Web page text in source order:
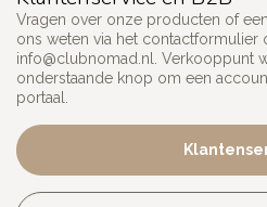
Vragen over onze producten of
ons weten via het contactformulier
info@clubnomad.nl . Verkooppunt
onderstaande knop om een
portaal.